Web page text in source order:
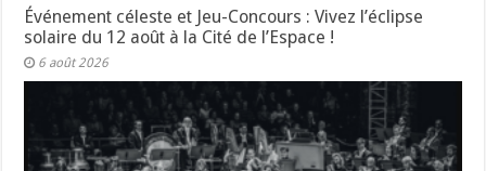
Événement céleste et Jeu-Concours : Vivez l’éclipse
solaire du 12 août à la Cité de l’Espace !
6 août 2026